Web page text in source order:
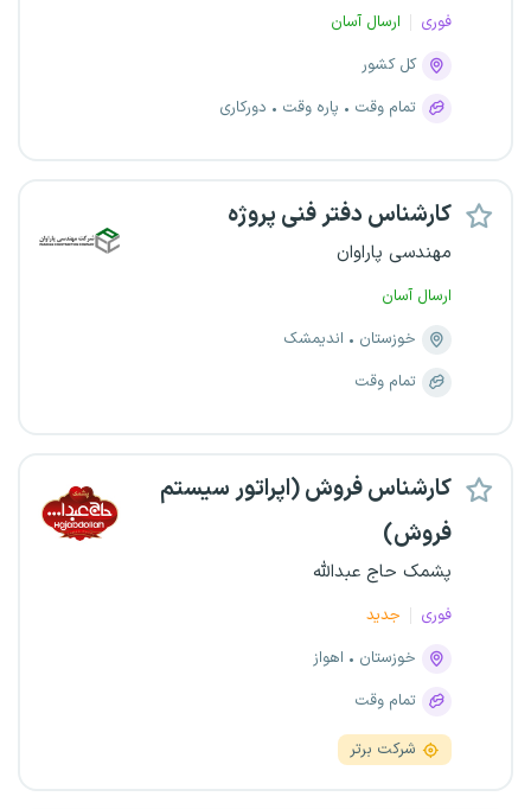
فوری
ارسال آسان
کل کشور
تمام وقت
پاره وقت دورکاری
کارشناس دفتر فنی پروژه
مهندسی پاراوان
ارسال آسان
خوزستان
اندیمشک
تمام وقت
کارشناس فروش (اپراتور سیستم
فروش)
پشمک حاج عبدالله
فوری
جدید
خوزستان
اهواز
تمام وقت
شرکت برتر